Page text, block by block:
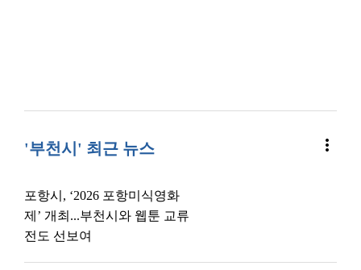
'부천시' 최근 뉴스 more_vert
포항시, ‘2026 포항미식영화
제’ 개최...부천시와 웹툰 교류
전도 선보여